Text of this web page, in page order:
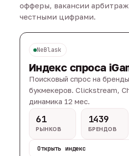
офферы, вакансии
честными цифрами.
NeBlask
Индекс спроса
Поисковый спрос на
букмекеров. Clickstream,
динамика 12 мес.
61
РЫНКОВ
1439
БРЕНДОВ
Открыть индекс